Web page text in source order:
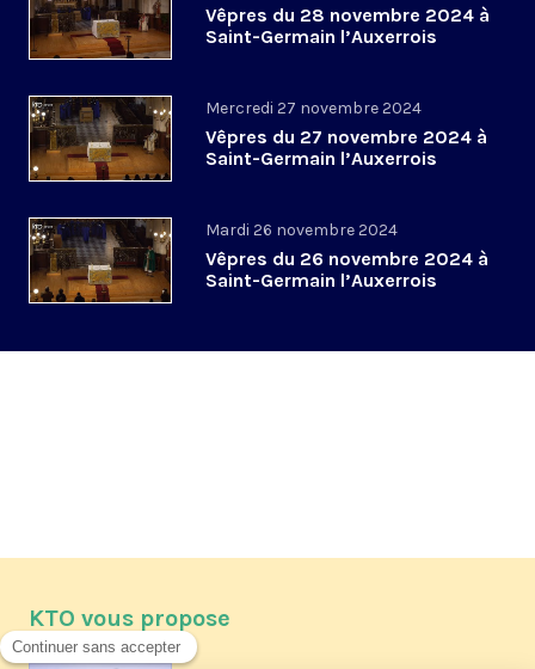
Vêpres du 28 novembre 2024 à
Saint-Germain l’Auxerrois
Mercredi 27 novembre 2024
Vêpres du 27 novembre 2024 à
Saint-Germain l’Auxerrois
Mardi 26 novembre 2024
Vêpres du 26 novembre 2024 à
Saint-Germain l’Auxerrois
KTO vous propose